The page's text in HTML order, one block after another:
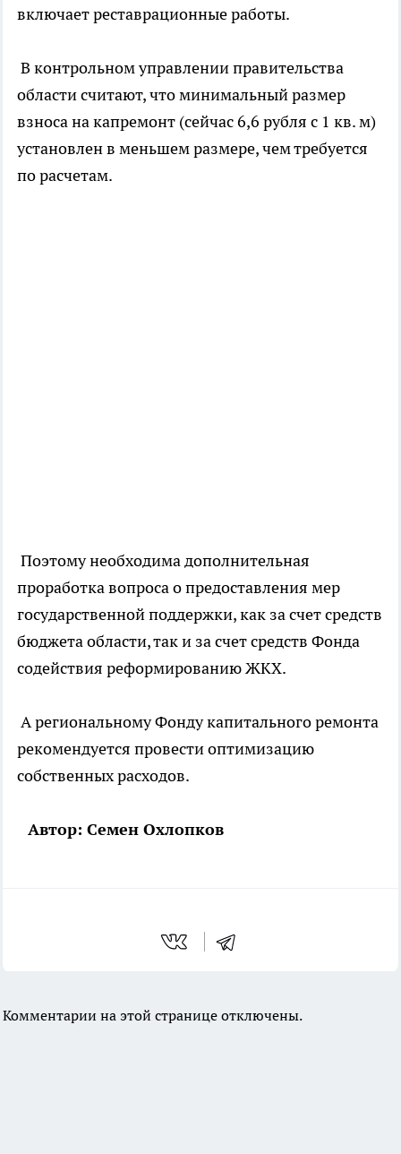
включает реставрационные работы.
В контрольном управлении правительства
области считают, что минимальный размер
взноса на капремонт (сейчас 6,6 рубля с 1 кв. м)
установлен в меньшем размере, чем требуется
по расчетам.
Поэтому необходима дополнительная
проработка вопроса о предоставления мер
государственной поддержки, как за счет средств
бюджета области, так и за счет средств Фонда
содействия реформированию ЖКХ.
А региональному Фонду капитального ремонта
рекомендуется провести оптимизацию
собственных расходов.
Автор: Семен Охлопков
Комментарии на этой странице отключены.